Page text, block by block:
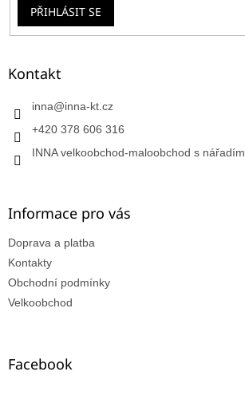
PŘIHLÁSIT SE
Kontakt
inna@inna-kt.cz
+420 378 606 316
INNA velkoobchod-maloobchod s nářadím
Informace pro vás
Doprava a platba
Kontakty
Obchodní podmínky
Velkoobchod
Facebook